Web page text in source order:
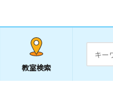
教室検索